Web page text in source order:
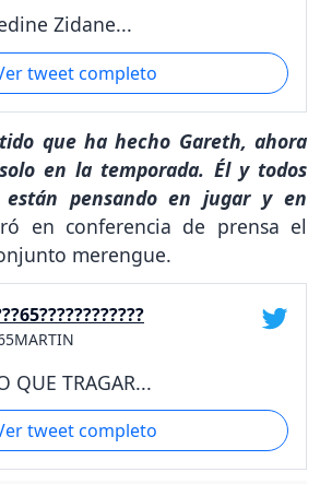
Zidane...
tweet completo
que ha hecho Gareth, ahora
en la temporada. Él y todos
están pensando en jugar y en
en conferencia de prensa el
merengue.
QUE TRAGAR...
tweet completo